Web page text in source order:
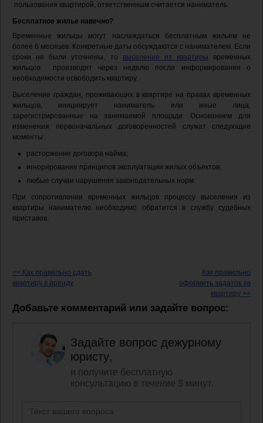
пользования квартирой, ответственным считается наниматель.
Бесплатное жилье навечно?
Временные жильцы могут наслаждаться бесплатным жильем не
более 6 месяцев. Конкретные даты обсуждаются с нанимателем. Если
сроки не были уточнены, то выселение из квартиры временных
жильцов производят через неделю после информирования о
необходимости освободить квартиру.
Выселение граждан, проживающих в квартире на правах временных
жильцов, инициирует наниматель или иные лица,
зарегистрированные на занимаемой площади. Основанием для
изменения первоначальных договоренностей служат следующие
моменты:
расторжение договора найма;
игнорирование принципов эксплуатации жилых объектов;
любые случаи нарушения законодательных норм.
При сопротивлении временных жильцов процессу выселения из
квартиры нанимателю необходимо обратится в службу судебных
приставов.
<< Как правильно сдать
квартиру в аренду
Как правильно
оформить задаток за
квартиру >>
Добавьте комментарий или задайте вопрос:
Задайте вопрос дежурному
юристу,
и получите бесплатную
консультацию в течение 5 минут.